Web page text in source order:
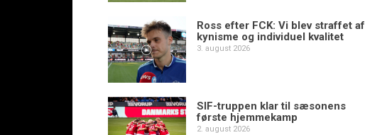
Ross efter FCK: Vi blev straffet af
kynisme og individuel kvalitet
3. august 2026
SIF-truppen klar til sæsonens
første hjemmekamp
2. august 2026